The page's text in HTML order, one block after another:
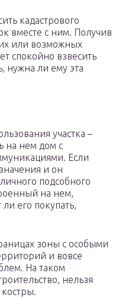
кадастрового
вместе с ним. Получив
или возможных
спокойно взвесить
нужна ли ему эта
участка –
на нем дом с
Если
и он
подсобного
на нем,
ли его покупать,
зоны с особыми
и вовсе
На таком
нельзя